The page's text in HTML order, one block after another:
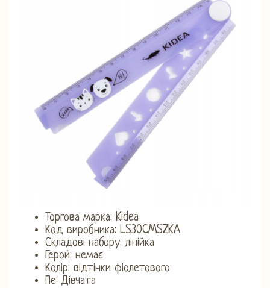
Торгова марка: Kidea
Код виробника: LS30CMSZKA
Складові набору: лінійка
Герой: немає
Колір: відтінки фіолетового
Пе: ​​Дівчата